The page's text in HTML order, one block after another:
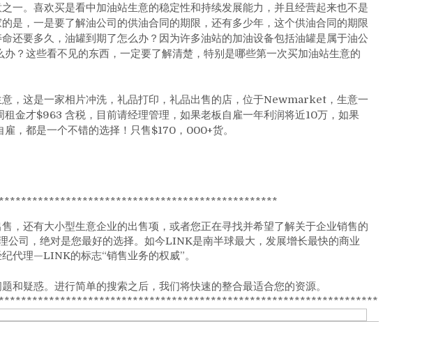
一。喜欢买是看中加油站生意的稳定性和持续发展能力，并且经营起来也不是
是，一是要了解油公司的供油合同的期限，还有多少年，这个供油合同的期限
还要多久，油罐到期了怎么办？因为许多油站的加油设备包括油罐是属于油公
？这些看不见的东西，一定要了解清楚，特别是哪些第一次买加油站生意的
，这是一家相片冲洗，礼品打印，礼品出售的店，位于Newmarket，生意一
金才$963 含税，目前请经理管理，如果老板自雇一年利润将近10万，如果
，都是一个不错的选择！只售$170，000+货。
，还有大小型生意企业的出售项，或者您正在寻找并希望了解关于企业销售的
公司，绝对是您最好的选择。如今LINK是南半球最大，发展增长最快的商业
代理—LINK的标志“销售业务的权威”。
和疑惑。进行简单的搜索之后，我们将快速的整合最适合您的资源。